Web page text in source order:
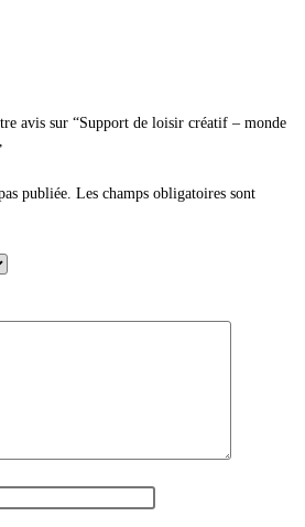
avis sur “Support de loisir créatif – monde
publiée. Les champs obligatoires sont